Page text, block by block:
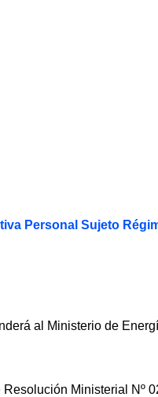
Personal Sujeto
al Ministerio de
Ministerial Nº